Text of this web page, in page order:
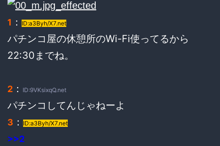
1 ： ID:a3Byh/X7.net
パチンコ屋の休憩所のWi-Fi使ってるから
22:30までね。
2 ： ID:9VKsixqQ.net
パチンコしてんじゃねーよ
3 ： ID:a3Byh/X7.net
>>2